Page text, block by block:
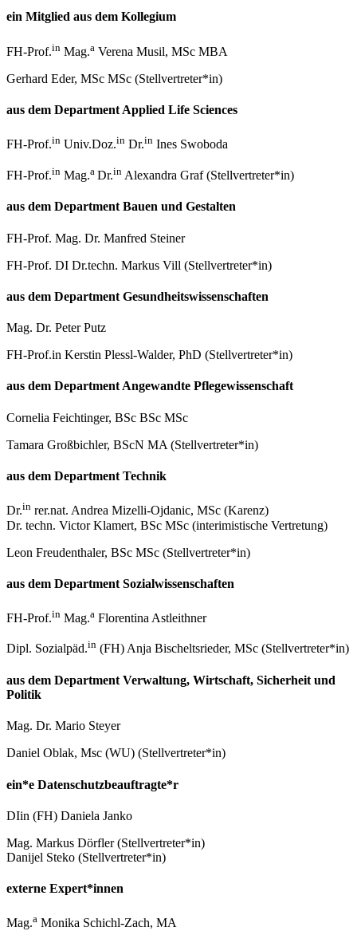
ein Mitglied aus dem Kollegium
FH-Prof.in Mag.a Verena Musil, MSc MBA
Gerhard Eder, MSc MSc (Stellvertreter*in)
aus dem Department Applied Life Sciences
FH-Prof.in Univ.Doz.in Dr.in Ines Swoboda
FH-Prof.in Mag.a Dr.in Alexandra Graf (Stellvertreter*in)
aus dem Department Bauen und Gestalten
FH-Prof. Mag. Dr. Manfred Steiner
FH-Prof. DI Dr.techn. Markus Vill (Stellvertreter*in)
aus dem Department Gesundheitswissenschaften
Mag. Dr. Peter Putz
FH-Prof.in Kerstin Plessl-Walder, PhD (Stellvertreter*in)
aus dem Department Angewandte Pflegewissenschaft
Cornelia Feichtinger, BSc BSc MSc
Tamara Großbichler, BScN MA (Stellvertreter*in)
aus dem Department Technik
Dr.in rer.nat. Andrea Mizelli-Ojdanic, MSc (Karenz)
Dr. techn. Victor Klamert, BSc MSc (interimistische Vertretung)
Leon Freudenthaler, BSc MSc (Stellvertreter*in)
aus dem Department Sozialwissenschaften
FH-Prof.in Mag.a Florentina Astleithner
Dipl. Sozialpäd.in (FH) Anja Bischeltsrieder, MSc (Stellvertreter*in)
aus dem Department Verwaltung, Wirtschaft, Sicherheit und
Politik
Mag. Dr. Mario Steyer
Daniel Oblak, Msc (WU) (Stellvertreter*in)
ein*e Datenschutzbeauftragte*r
DIin (FH) Daniela Janko
Mag. Markus Dörfler (Stellvertreter*in)
Danijel Steko (Stellvertreter*in)
externe Expert*innen
Mag.a Monika Schichl-Zach, MA